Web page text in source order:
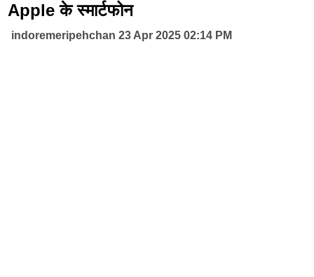
Apple के स्मार्टफोन
indoremeripehchan 23 Apr 2025 02:14 PM